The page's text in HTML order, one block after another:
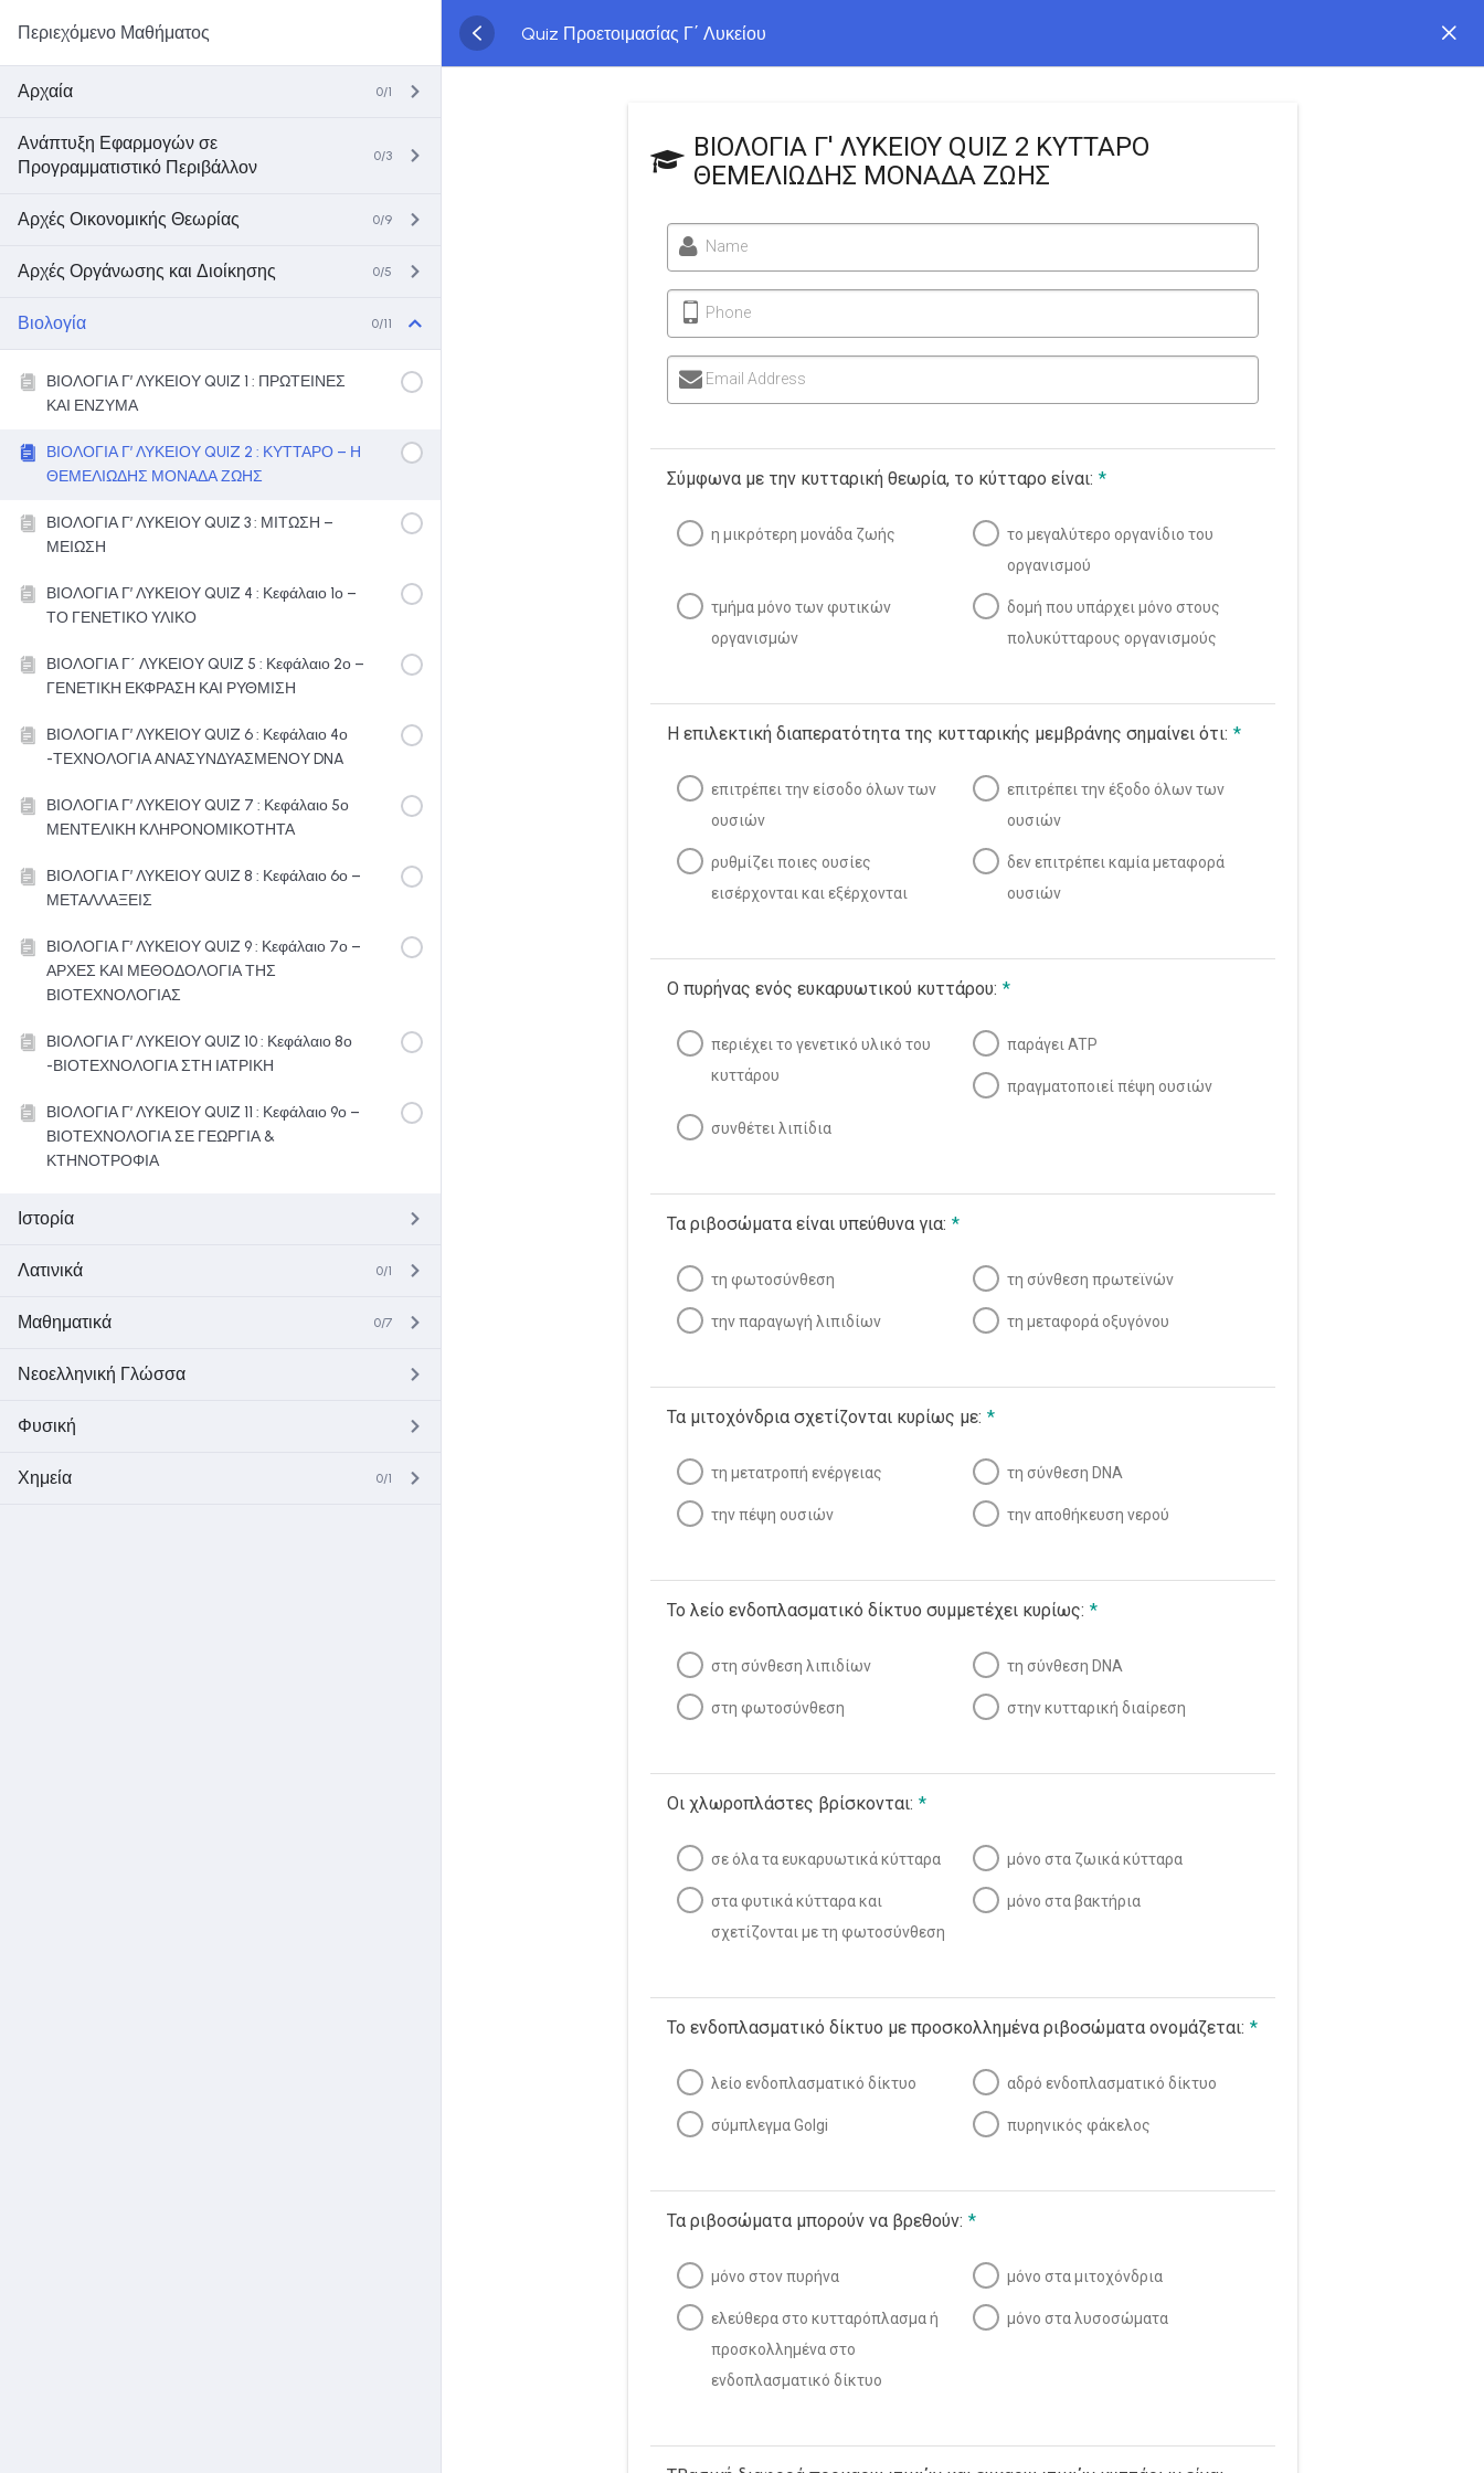
Περιεχόμενο Μαθήματος
Αρχαία 0/1
Ανάπτυξη Εφαρμογών σε
Προγραμματιστικό Περιβάλλον
0/3
Αρχές Οικονομικής Θεωρίας 0/9
Αρχές Οργάνωσης και Διοίκησης 0/5
Βιολογία 0/11
ΒΙΟΛΟΓΙΑ Γ’ ΛΥΚΕΙΟΥ QUIZ 1 : ΠΡΩΤΕΙΝΕΣ
ΚΑΙ ΕΝΖΥΜΑ
ΒΙΟΛΟΓΙΑ Γ’ ΛΥΚΕΙΟΥ QUIZ 2 : ΚΥΤΤΑΡΟ – Η
ΘΕΜΕΛΙΩΔΗΣ ΜΟΝΑΔΑ ΖΩΗΣ
ΒΙΟΛΟΓΙΑ Γ’ ΛΥΚΕΙΟΥ QUIZ 3 : ΜΙΤΩΣΗ –
ΜΕΙΩΣΗ
ΒΙΟΛΟΓΙΑ Γ’ ΛΥΚΕΙΟΥ QUIZ 4 : Κεφάλαιο 1ο –
ΤΟ ΓΕΝΕΤΙΚΟ ΥΛΙΚΟ
ΒΙΟΛΟΓΙΑ Γ΄ ΛΥΚΕΙΟΥ QUIZ 5 : Κεφάλαιο 2ο –
ΓΕΝΕΤΙΚΗ ΕΚΦΡΑΣΗ ΚΑΙ ΡΥΘΜΙΣΗ
ΒΙΟΛΟΓΙΑ Γ’ ΛΥΚΕΙΟΥ QUIZ 6 : Κεφάλαιο 4ο
-ΤΕΧΝΟΛΟΓΙΑ ΑΝΑΣΥΝΔΥΑΣΜΕΝΟΥ DNA
ΒΙΟΛΟΓΙΑ Γ’ ΛΥΚΕΙΟΥ QUIZ 7 : Κεφάλαιο 5ο
ΜΕΝΤΕΛΙΚΗ ΚΛΗΡΟΝΟΜΙΚΟΤΗΤΑ
ΒΙΟΛΟΓΙΑ Γ’ ΛΥΚΕΙΟΥ QUIZ 8 : Κεφάλαιο 6ο –
ΜΕΤΑΛΛΑΞΕΙΣ
ΒΙΟΛΟΓΙΑ Γ’ ΛΥΚΕΙΟΥ QUIZ 9 : Κεφάλαιο 7ο –
ΑΡΧΕΣ ΚΑΙ ΜΕΘΟΔΟΛΟΓΙΑ ΤΗΣ
ΒΙΟΤΕΧΝΟΛΟΓΙΑΣ
ΒΙΟΛΟΓΙΑ Γ’ ΛΥΚΕΙΟΥ QUIZ 10 : Κεφάλαιο 8ο
-ΒΙΟΤΕΧΝΟΛΟΓΙΑ ΣΤΗ ΙΑΤΡΙΚΗ
ΒΙΟΛΟΓΙΑ Γ’ ΛΥΚΕΙΟΥ QUIZ 11 : Κεφάλαιο 9ο –
ΒΙΟΤΕΧΝΟΛΟΓΙΑ ΣΕ ΓΕΩΡΓΙΑ &
ΚΤΗΝΟΤΡΟΦΙΑ
Ιστορία
Λατινικά 0/1
Μαθηματικά 0/7
Νεοελληνική Γλώσσα
Φυσική
Χημεία 0/1
Quiz Προετοιμασίας Γ΄ Λυκείου
ΒΙΟΛΟΓΙΑ Γ' ΛΥΚΕΙΟΥ QUIZ 2 ΚΥΤΤΑΡΟ
ΘΕΜΕΛΙΩΔΗΣ ΜΟΝΑΔΑ ΖΩΗΣ
Name
Phone
Email Address
Σύμφωνα με την κυτταρική θεωρία, το κύτταρο είναι: *
η μικρότερη μονάδα ζωής
το μεγαλύτερο οργανίδιο του
οργανισμού
τμήμα μόνο των φυτικών
οργανισμών
δομή που υπάρχει μόνο στους
πολυκύτταρους οργανισμούς
Η επιλεκτική διαπερατότητα της κυτταρικής μεμβράνης σημαίνει ότι: *
επιτρέπει την είσοδο όλων των
ουσιών
επιτρέπει την έξοδο όλων των
ουσιών
ρυθμίζει ποιες ουσίες
εισέρχονται και εξέρχονται
δεν επιτρέπει καμία μεταφορά
ουσιών
Ο πυρήνας ενός ευκαρυωτικού κυττάρου: *
περιέχει το γενετικό υλικό του
κυττάρου
παράγει ATP
πραγματοποιεί πέψη ουσιών
συνθέτει λιπίδια
Τα ριβοσώματα είναι υπεύθυνα για: *
τη φωτοσύνθεση τη σύνθεση πρωτεϊνών
την παραγωγή λιπιδίων τη μεταφορά οξυγόνου
Τα μιτοχόνδρια σχετίζονται κυρίως με: *
τη μετατροπή ενέργειας τη σύνθεση DNA
την πέψη ουσιών την αποθήκευση νερού
Το λείο ενδοπλασματικό δίκτυο συμμετέχει κυρίως: *
στη σύνθεση λιπιδίων τη σύνθεση DNA
στη φωτοσύνθεση στην κυτταρική διαίρεση
Οι χλωροπλάστες βρίσκονται: *
σε όλα τα ευκαρυωτικά κύτταρα μόνο στα ζωικά κύτταρα
στα φυτικά κύτταρα και
σχετίζονται με τη φωτοσύνθεση
μόνο στα βακτήρια
Το ενδοπλασματικό δίκτυο με προσκολλημένα ριβοσώματα ονομάζεται: *
λείο ενδοπλασματικό δίκτυο αδρό ενδοπλασματικό δίκτυο
σύμπλεγμα Golgi πυρηνικός φάκελος
Τα ριβοσώματα μπορούν να βρεθούν: *
μόνο στον πυρήνα μόνο στα μιτοχόνδρια
ελεύθερα στο κυτταρόπλασμα ή
προσκολλημένα στο
ενδοπλασματικό δίκτυο
μόνο στα λυσοσώματα